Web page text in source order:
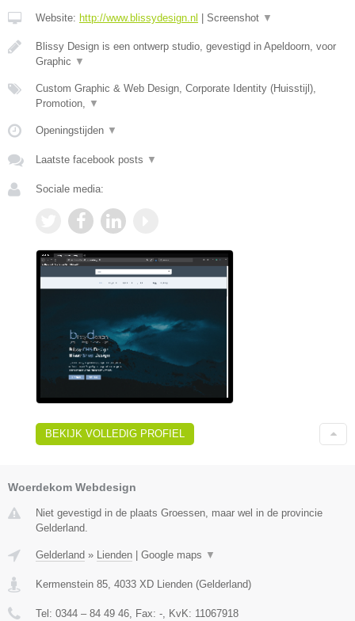
Website: http://www.blissydesign.nl Screenshot ▼
Blissy Design is een ontwerp studio, gevestigd in Apeldoorn, voor
Graphic ▼
Custom Graphic & Web Design, Corporate Identity (Huisstijl),
Promotion,
▼
Openingstijden ▼
Laatste facebook posts ▼
Sociale media:
BEKIJK VOLLEDIG PROFIEL
Woerdekom Webdesign
Niet gevestigd in de plaats Groessen, maar wel in de provincie
Gelderland.
Gelderland » Lienden Google maps ▼
Kermenstein 85, 4033 XD Lienden (Gelderland)
Tel: 0344 – 84 49 46, Fax: -, KvK: 11067918